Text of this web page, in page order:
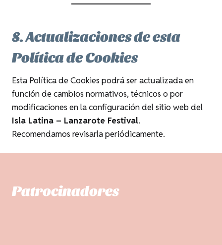
8. Actualizaciones de esta
Política de Cookies
Esta Política de Cookies podrá ser actualizada en
función de cambios normativos, técnicos o por
modificaciones en la configuración del sitio web del
Isla Latina – Lanzarote Festival.
Recomendamos revisarla periódicamente.
Patrocinadores